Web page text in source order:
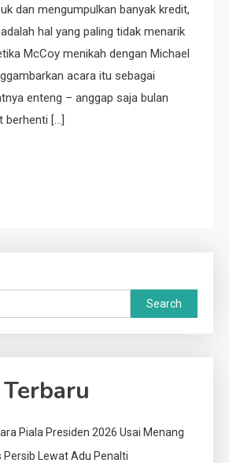
dan mengumpulkan banyak kredit,
hal yang paling tidak menarik
McCoy menikah dengan Michael
acara itu sebagai
enteng – anggap saja bulan
berhenti […]
Search
Piala Presiden 2026 Usai Menang
Persib Lewat Adu Penalti